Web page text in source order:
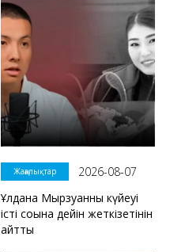
Жаңалықтар
2026-08-07
Ұлдана Мырзуанның күйеуі
істі соңына дейін жеткізетінін
айтты